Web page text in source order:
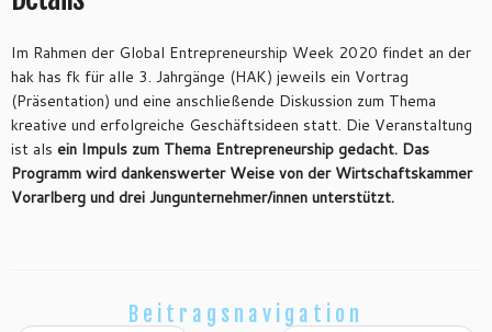
Im Rahmen der Global Entrepreneurship Week 2020 findet an der
hak has fk für alle 3. Jahrgänge (HAK) jeweils ein Vortrag
(Präsentation) und eine anschließende Diskussion zum Thema
kreative und erfolgreiche Geschäftsideen statt. Die Veranstaltung
ist als ein Impuls zum Thema Entrepreneurship gedacht. Das
Programm wird dankenswerter Weise von der Wirtschaftskammer
Vorarlberg und drei Jungunternehmer/innen unterstützt.
Beitragsnavigation